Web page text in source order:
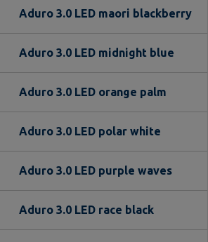
Aduro 3.0 LED maori blackberry
Aduro 3.0 LED midnight blue
Aduro 3.0 LED orange palm
Aduro 3.0 LED polar white
Aduro 3.0 LED purple waves
Aduro 3.0 LED race black